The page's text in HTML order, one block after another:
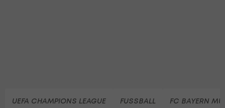
UEFA CHAMPIONS LEAGUE FUSSBALL FC BAYERN